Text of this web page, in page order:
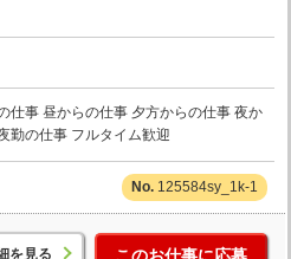
仕事 昼からの仕事 夕方からの仕事 夜か
勤の仕事 フルタイム歓迎
125584sy_1k-1
を見る このお仕事に応募